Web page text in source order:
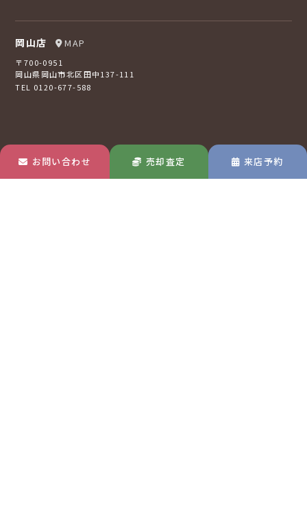
お問い合わせ 売却査定 来店予約
岡山店 MAP
〒700-0951
岡山県岡山市北区田中137-111
TEL 0120-677-588